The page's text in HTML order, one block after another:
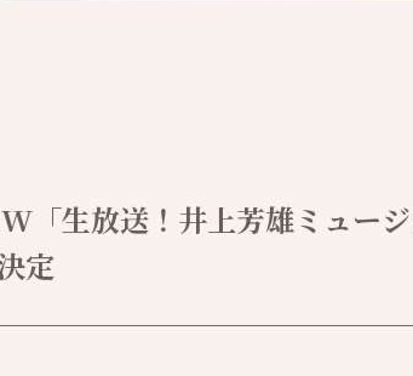
「生放送！井上芳雄ミュー
定